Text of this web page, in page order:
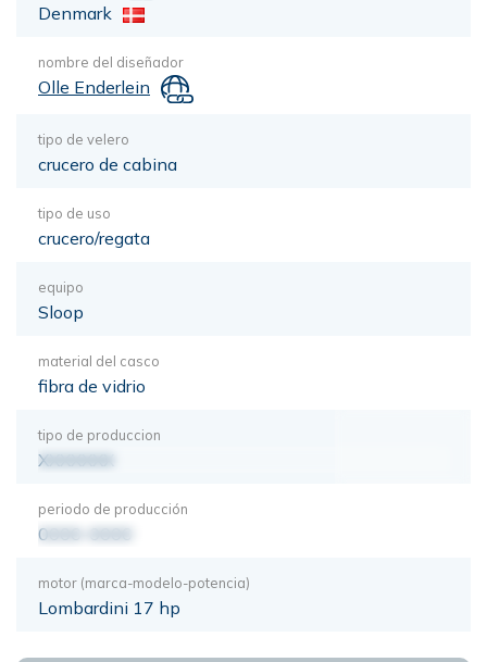
Denmark
nombre del diseñador
Olle Enderlein
tipo de velero
crucero de cabina
tipo de uso
crucero/regata
equipo
Sloop
material del casco
fibra de vidrio
tipo de produccion
XXXXXXX
periodo de producción
0000-0000
motor (marca-modelo-potencia)
Lombardini 17 hp